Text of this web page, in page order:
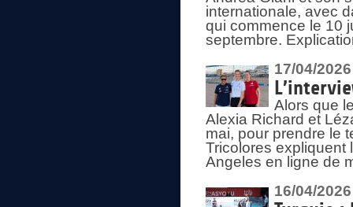
internationale, avec
qui commence le 10
septembre.
17/04/2026
Alors que
Alexia Richard et
mai, pour prendre le
Tricolores expliquent
Angeles en ligne de
16/04/2026